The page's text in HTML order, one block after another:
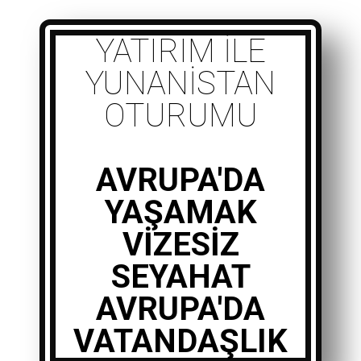
YATIRIM ILE
YUNANISTAN
OTURUMU
AVRUPA'DA
YAŞAMAK
VIZESIZ
SEYAHAT
AVRUPA'DA
VATANDAŞLIK